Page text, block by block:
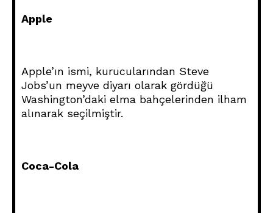
Apple
Apple’ın ismi, kurucularından Steve
Jobs’un meyve diyarı olarak gördüğü
Washington’daki elma bahçelerinden ilham
alınarak seçilmiştir.
Coca-Cola